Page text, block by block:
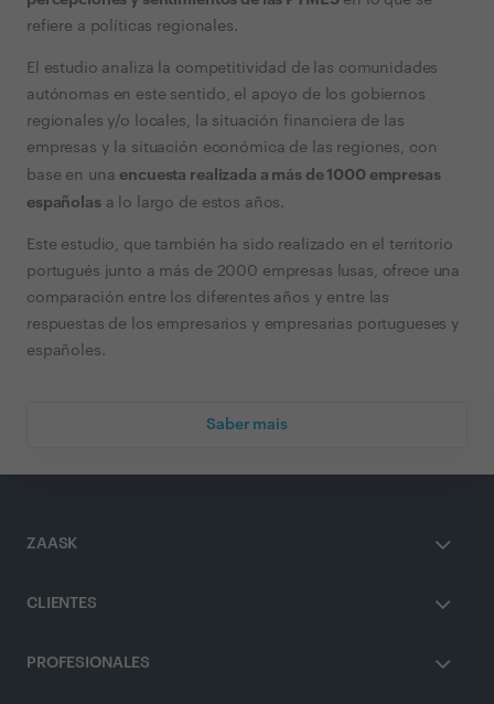
refiere a políticas regionales.
El estudio analiza la competitividad de las comunidades
autónomas en este sentido, el apoyo de los gobiernos
regionales y/o locales, la situación financiera de las
empresas y la situación económica de las regiones, con
base en una encuesta realizada a más de 1000 empresas
españolasa lo largo de estos años.
Este estudio, que también ha sido realizado en el territorio
portugués junto a más de 2000 empresas lusas, ofrece una
comparación entre los diferentes años y entre las
respuestas de los empresarios y empresarias portugueses y
españoles.
Saber mais
ZAASK
CLIENTES
PROFESIONALES